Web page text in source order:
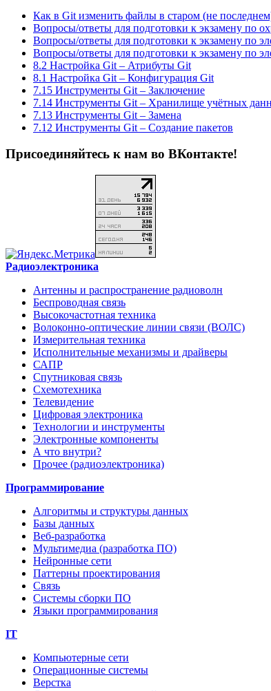
Как в Git изменить файлы в старом (не
Вопросы/ответы для подготовки к экзамену по
Вопросы/ответы для подготовки к экзамену по
Вопросы/ответы для подготовки к экзамену по
8.2 Настройка Git – Атрибуты Git
8.1 Настройка Git – Конфигурация Git
7.15 Инструменты Git – Заключение
7.14 Инструменты Git – Хранилище учётных
7.13 Инструменты Git – Замена
7.12 Инструменты Git – Создание пакетов
Присоединяйтесь к нам во ВКонтакте!
Радиоэлектроника
Антенны и распространение радиоволн
Беспроводная связь
Высокочастотная техника
Волоконно-оптические линии связи (ВОЛС)
Измерительная техника
Исполнительные механизмы и драйверы
САПР
Спутниковая связь
Схемотехника
Телевидение
Цифровая электроника
Технологии и инструменты
Электронные компоненты
А что внутри?
Прочее (радиоэлектроника)
Программирование
Алгоритмы и структуры данных
Базы данных
Веб-разработка
Мультимедиа (разработка ПО)
Нейронные сети
Паттерны проектирования
Связь
Системы сборки ПО
Языки программирования
IT
Компьютерные сети
Операционные системы
Верстка